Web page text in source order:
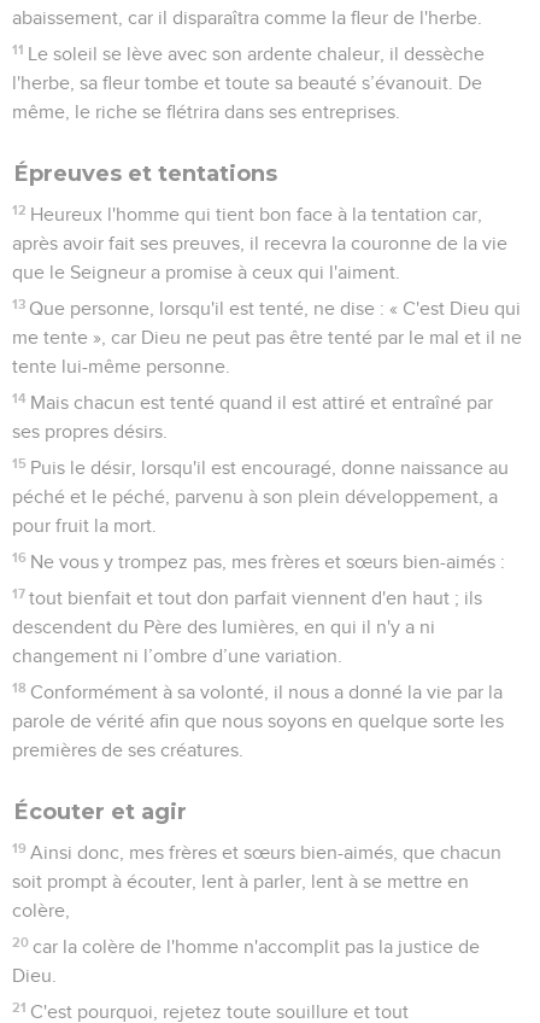
abaissement, car il disparaîtra comme la fleur de l'herbe.
11 Le soleil se lève avec son ardente chaleur, il dessèche
l'herbe, sa fleur tombe et toute sa beauté s’évanouit. De
même, le riche se flétrira dans ses entreprises.
Épreuves et tentations
12 Heureux l'homme qui tient bon face à la tentation car,
après avoir fait ses preuves, il recevra la couronne de la vie
que le Seigneur a promise à ceux qui l'aiment.
13 Que personne, lorsqu'il est tenté, ne dise : « C'est Dieu qui
me tente », car Dieu ne peut pas être tenté par le mal et il ne
tente lui-même personne.
14 Mais chacun est tenté quand il est attiré et entraîné par
ses propres désirs.
15 Puis le désir, lorsqu'il est encouragé, donne naissance au
péché et le péché, parvenu à son plein développement, a
pour fruit la mort.
16 Ne vous y trompez pas, mes frères et sœurs bien-aimés :
17 tout bienfait et tout don parfait viennent d'en haut ; ils
descendent du Père des lumières, en qui il n'y a ni
changement ni l’ombre d’une variation.
18 Conformément à sa volonté, il nous a donné la vie par la
parole de vérité afin que nous soyons en quelque sorte les
premières de ses créatures.
Écouter et agir
19 Ainsi donc, mes frères et sœurs bien-aimés, que chacun
soit prompt à écouter, lent à parler, lent à se mettre en
colère,
20 car la colère de l'homme n'accomplit pas la justice de
Dieu.
21 C'est pourquoi, rejetez toute souillure et tout